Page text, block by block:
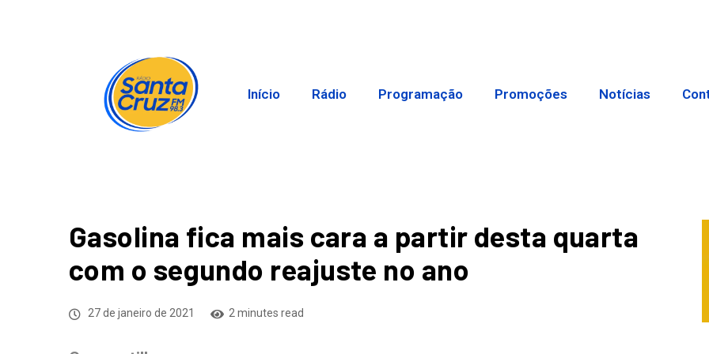
Início Rádio Programação Promoções Notícias
Gasolina fica mais cara a partir desta quarta
com o segundo reajuste no ano
27 de janeiro de 2021 2 minutes read